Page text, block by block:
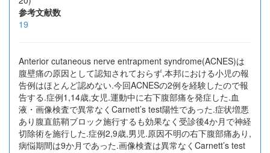
参考文献数
19
Anterior cutaneous nerve entrapment syndrome(ACNES)は
腹壁痛の原因として認知されておらず,本邦における小児の報
告例はほとんど認めない.今回ACNESの2例を経験したので報
告する.症例1,14歳,女児.運動中に右下腹部痛を発症した.血
液・画像検査で異常なくCarnett’s test陽性であった.症状増悪
あり腹直筋鞘ブロック施行するも効果なく受診後4か月で神経
切除術を施行した.症例2,9歳,男児.原因不明の右下腹部痛あり,
病悩期間は9か月であった.画像検査は異常なくCarnett’s test